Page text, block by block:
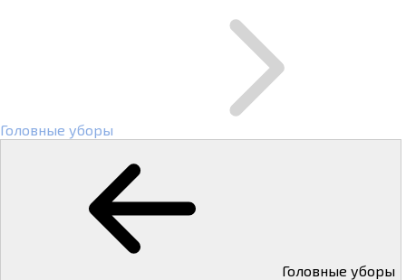
Головные уборы
Головные уборы